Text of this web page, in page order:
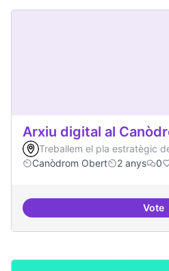
Arxiu digital al
Treballem el pla estratègic
Canòdrom Obert
2 anys 0
Vote